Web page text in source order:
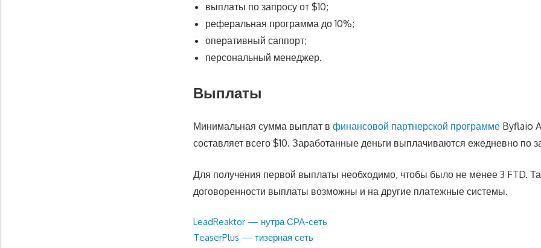
выплаты по запросу от $10;
реферальная программа до 10%;
оперативный саппорт;
персональный менеджер.
Выплаты
Минимальная сумма выплат вфинансовой партнерской программе Byflaio
составляет всего $10. Заработанные деньги выплачиваются ежедневно по
Для получения первой выплаты необходимо, чтобы было не менее 3 FTD.
договоренности выплаты возможны и на другие платежные системы.
Навигация
Предыдущая
запись:
LeadReaktor — нутра СРА-сеть
Следующая
TeaserPlus — тизерная сеть